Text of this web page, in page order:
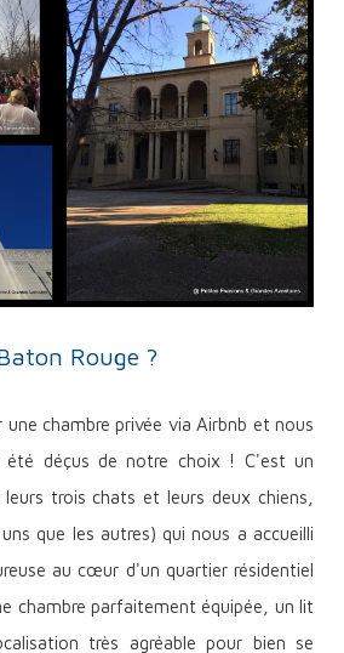
Rouge ?
chambre privée via Airbnb et nous
été déçus de notre choix ! C'est un
trois chats et leurs deux chiens,
que les autres) qui nous a accueilli
au cœur d'un quartier résidentiel
chambre parfaitement équipée, un lit
très agréable pour bien se